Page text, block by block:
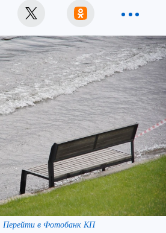
Перейти в Фотобанк КП